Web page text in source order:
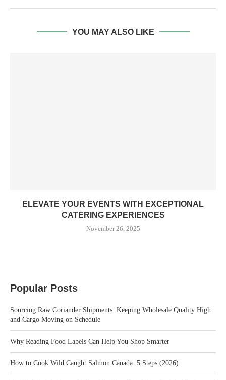
YOU MAY ALSO LIKE
ELEVATE YOUR EVENTS WITH EXCEPTIONAL
CATERING EXPERIENCES
November 26, 2025
Popular Posts
Sourcing Raw Coriander Shipments: Keeping Wholesale Quality High
and Cargo Moving on Schedule
Why Reading Food Labels Can Help You Shop Smarter
How to Cook Wild Caught Salmon Canada: 5 Steps (2026)